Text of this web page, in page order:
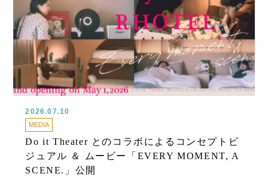
2026.07.10
MEDIA
Do it Theater とのコラボによるコンセプトビ
ジュアル ＆ ムービー「EVERY MOMENT, A
SCENE.」公開